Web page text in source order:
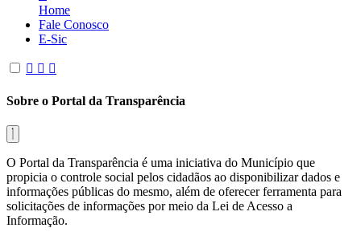
Home
Fale Conosco
E-Sic
Sobre o Portal da Transparência
O Portal da Transparência é uma iniciativa do Município que
propicia o controle social pelos cidadãos ao disponibilizar dados e
informações públicas do mesmo, além de oferecer ferramenta para
solicitações de informações por meio da Lei de Acesso a
Informação.